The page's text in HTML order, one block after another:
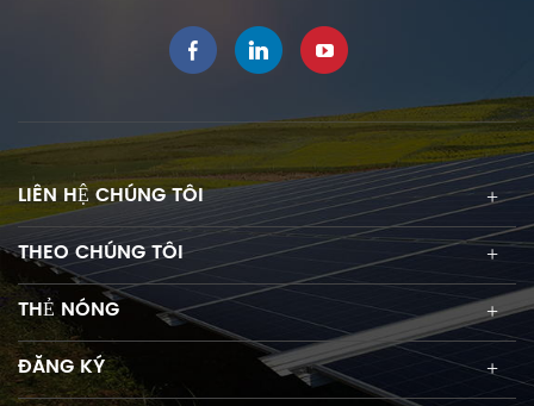
LIÊN HỆ CHÚNG TÔI
THEO CHÚNG TÔI
THẺ NÓNG
ĐĂNG KÝ